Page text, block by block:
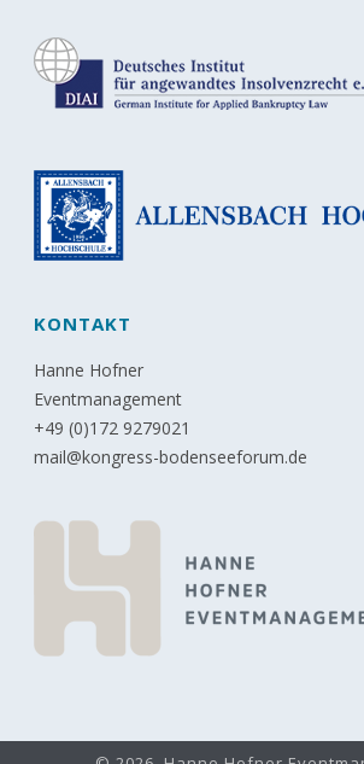
KONTAKT
Hanne Hofner
Eventmanagement
+49 (0)172 9279021
mail@kongress-bodenseeforum.de